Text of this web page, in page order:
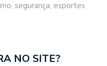
segurança, esportes
NO SITE?